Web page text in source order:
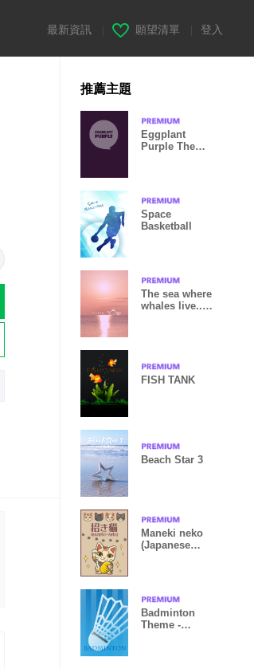
最新資訊 願望清單 登入
推薦主題
Eggplant
Purple Theme
Space
Basketball
The sea where
whales live... -
FISH TANK
Beach Star 3
Maneki neko
(Japanese
Badminton
Theme -